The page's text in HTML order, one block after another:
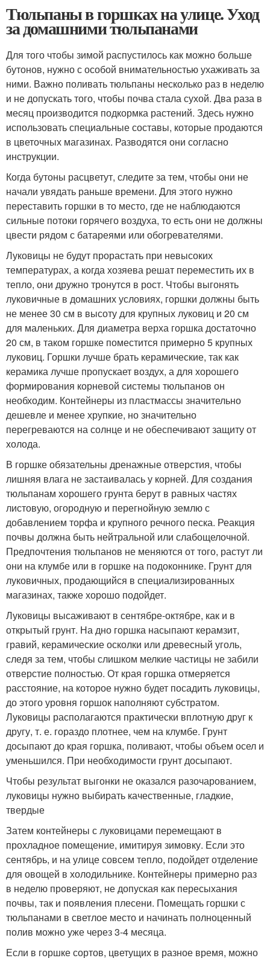
Тюльпаны в горшках на улице. Уход
за домашними тюльпанами
Для того чтобы зимой распустилось как можно больше
бутонов, нужно с особой внимательностью ухаживать за
ними. Важно поливать тюльпаны несколько раз в неделю
и не допускать того, чтобы почва стала сухой. Два раза в
месяц производится подкормка растений. Здесь нужно
использовать специальные составы, которые продаются
в цветочных магазинах. Разводятся они согласно
инструкции.
Когда бутоны расцветут, следите за тем, чтобы они не
начали увядать раньше времени. Для этого нужно
переставить горшки в то место, где не наблюдаются
сильные потоки горячего воздуха, то есть они не должны
цвести рядом с батареями или обогревателями.
Луковицы не будут прорастать при невысоких
температурах, а когда хозяева решат переместить их в
тепло, они дружно тронутся в рост. Чтобы выгонять
луковичные в домашних условиях, горшки должны быть
не менее 30 см в высоту для крупных луковиц и 20 см
для маленьких. Для диаметра верха горшка достаточно
20 см, в таком горшке поместится примерно 5 крупных
луковиц. Горшки лучше брать керамические, так как
керамика лучше пропускает воздух, а для хорошего
формирования корневой системы тюльпанов он
необходим. Контейнеры из пластмассы значительно
дешевле и менее хрупкие, но значительно
перегреваются на солнце и не обеспечивают защиту от
холода.
В горшке обязательны дренажные отверстия, чтобы
лишняя влага не застаивалась у корней. Для создания
тюльпанам хорошего грунта берут в равных частях
листовую, огородную и перегнойную землю с
добавлением торфа и крупного речного песка. Реакция
почвы должна быть нейтральной или слабощелочной.
Предпочтения тюльпанов не меняются от того, растут ли
они на клумбе или в горшке на подоконнике. Грунт для
луковичных, продающийся в специализированных
магазинах, также хорошо подойдет.
Луковицы высаживают в сентябре-октябре, как и в
открытый грунт. На дно горшка насыпают керамзит,
гравий, керамические осколки или древесный уголь,
следя за тем, чтобы слишком мелкие частицы не забили
отверстие полностью. От края горшка отмеряется
расстояние, на которое нужно будет посадить луковицы,
до этого уровня горшок наполняют субстратом.
Луковицы располагаются практически вплотную друг к
другу, т. е. гораздо плотнее, чем на клумбе. Грунт
досыпают до края горшка, поливают, чтобы объем осел и
уменьшился. При необходимости грунт досыпают.
Чтобы результат выгонки не оказался разочарованием,
луковицы нужно выбирать качественные, гладкие,
твердые
Затем контейнеры с луковицами перемещают в
прохладное помещение, имитируя зимовку. Если это
сентябрь, и на улице совсем тепло, подойдет отделение
для овощей в холодильнике. Контейнеры примерно раз
в неделю проверяют, не допуская как пересыхания
почвы, так и появления плесени. Помещать горшки с
тюльпанами в светлое место и начинать полноценный
полив можно уже через 3-4 месяца.
Если в горшке сортов, цветущих в разное время, можно